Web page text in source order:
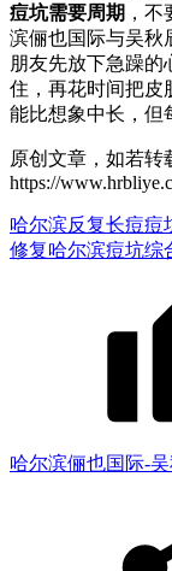
痘坑需要周期 ，
滨俪也国际与吴秋
朋友先放下急躁的
住，再花时间把皮
能比想象中长，但
原创文章，如若转
https://
哈尔滨反复长痘痘
修复哈尔滨痘坑综
哈尔滨俪也国际-